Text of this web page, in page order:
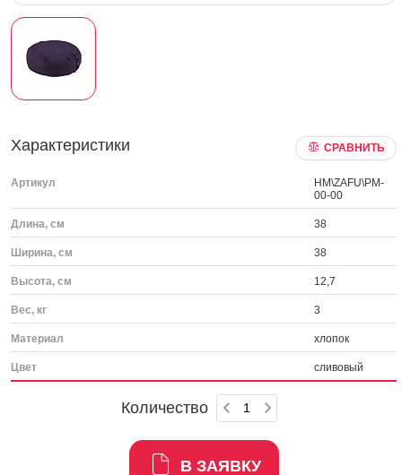
Характеристики СРАВНИТЬ
Артикул
HM\ZAFU\PM-
00-00
Длина, см 38
Ширина, см 38
Высота, см 12,7
Вес, кг 3
Материал хлопок
Цвет сливовый
Количество
В ЗАЯВКУ